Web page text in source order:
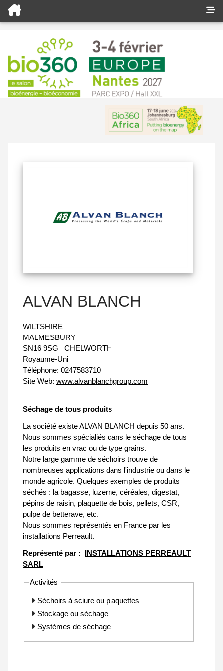
ALVAN BLANCH
WILTSHIRE
MALMESBURY
SN16 9SG
CHELWORTH
Royaume-Uni
Téléphone: 0247583710
Site Web: www.alvanblanchgroup.com
Séchage de tous produits
La société existe ALVAN BLANCH depuis 50 ans.
Nous sommes spécialiés dans le séchage de tous
les produits en vrac ou de type grains.
Notre large gamme de séchoirs trouve de
nombreuses applications dans l'industrie ou dans le
monde agricole. Quelques exemples de produits
séchés : la bagasse, luzerne, céréales, digestat,
pépins de raisin, plaquette de bois, pellets, CSR,
pulpe de betterave, etc.
Nous sommes représentés en France par les
installations Perreault.
Représenté par : INSTALLATIONS PERREAULT
SARL
Activités
Séchoirs à sciure ou plaquettes
Stockage ou séchage
Systèmes de séchage